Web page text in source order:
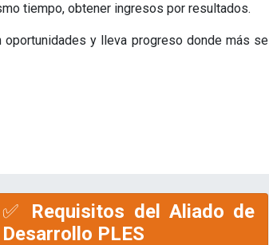
tiempo, obtener ingresos por resultados.
y lleva progreso donde más se
✅ Requisitos del Aliado de
Desarrollo PLES